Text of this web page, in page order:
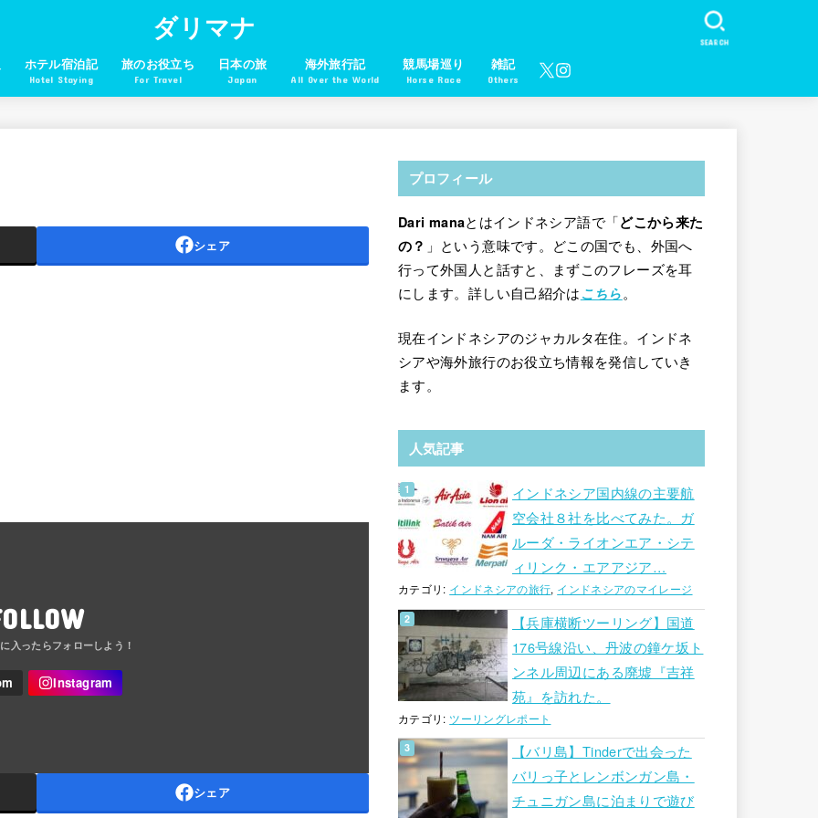
ダリマナ
ホテル宿泊記
Hotel Staying
旅のお役立ち
For Travel
日本の旅
Japan
海外旅行記
All Over the World
競馬場巡り
Horse Race
雑記
Others
SEARCH
シェア
シェア
プロフィール
Dari manaとはインドネシア語で「どこから来た
の？ 」という意味です。どこの国でも、外国へ
行って外国人と話すと、まずこのフレーズを耳
にします。詳しい自己紹介は こちら 。
現在インドネシアのジャカルタ在住。インドネ
シアや海外旅行のお役立ち情報を発信していき
ます。
人気記事
インドネシア国内線の主要航
空会社８社を比べてみた。ガ
ルーダ・ライオンエア・シテ
ィリンク・エアアジア…
カテゴリ: インドネシアの旅行, インドネシアのマイレージ
【兵庫横断ツーリング】国道
176号線沿い、丹波の鐘ケ坂ト
ンネル周辺にある廃墟『吉祥
苑』を訪れた。
カテゴリ: ツーリングレポート
【バリ島】Tinderで出会った
バリっ子とレンボンガン島・
チュニガン島に泊まりで遊び